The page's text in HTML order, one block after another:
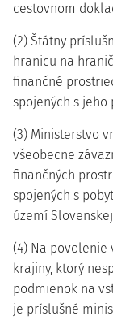
cestovnom
(2) Štátny
hranicu na
finančné
spojených s jeho
(3) Ministerstvo
všeobecne
finančných
spojených s
území
(4) Na povolenie
krajiny, ktorý
podmienok na
je príslušné